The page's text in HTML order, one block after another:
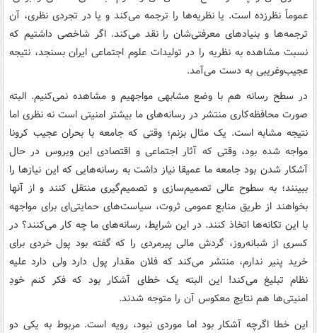
عموماً نظرزده است. یا نظریه‌ها را ترجمه می‌کند و یا در تجردی نظری، آن
ترجمه‌ها و بنیادهای معرفتی‌شان را نقد می‌کند. اگر شاخصی داشتیم که
نسبت مشاهده به نظریه را در تولیدات علوم اجتماعی ایران بسنجد، نتیجه
عجیب‌وغریبی به دست می‌آمد.
در سطح رسانه هم با وضع مشابهی مواجهیم و مشاهده نمی‌کنیم. البته
صورت محافظه‌کاری منتشر در رسانه‌های ما بیشتر امنیتی است نه نظری اما
نتیجه مشابه است. یک مثال بزنم؛ وقتی که جامعه با بحران عجیب کرونا
مواجه شده بود، وقتی که آثار اجتماعی و اقتصادی این ویروس در حال
آشکار شدن بود جامعه ما عمیقا نیاز داشت به رسانه‌هایی که این نیازها را
ببینند؛ به سطوح عالی تصمیم‌سازی و تصمیم‌گیری منتقل کنند و از آنها
بخواهند از طریق منابع عمومی ثروت، سیاست‌های حمایتی‌ای برای مواجهه
با این تکانه‌ها اتخاذ کنند. در این شرایط، رسانه‌های ما چه کار می‌کنند؟ در
کسری از شبانه‌روز، گردش مالی پیرمردی را که گفته بود پول خردی برای
خرید پنیر ندارم، منتشر می‌کند که فلان مقدار پول دارد ولی دارد علیه
نظام تبلیغ می‌کند! این البته یک خطای آشکار بود که فکر کنم خودِ
امنیتی‌ها هم نتایج معکوس آن را متوجه شدند.
این خطا اگرچه آشکار بود اما موردی نبود، رویه است. مربوط به یکی دو